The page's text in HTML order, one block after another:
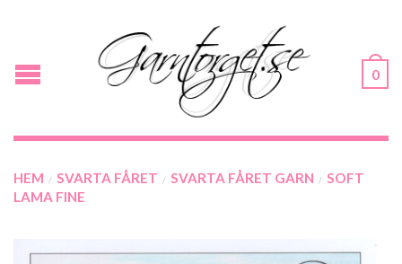
0
HEM / SVARTA FÅRET / SVARTA FÅRET GARN / SOFT
LAMA FINE